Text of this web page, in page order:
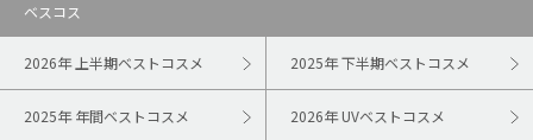
ベスコス
2026年 上半期ベストコスメ 2025年 下半期ベストコスメ
2025年 年間ベストコスメ 2026年 UVベストコスメ